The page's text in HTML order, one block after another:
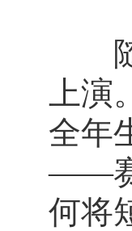
随
上演
全年
——赛
何将